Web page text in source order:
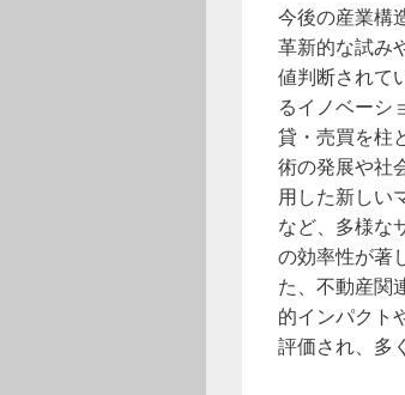
今後の産業構
革新的な試み
値判断されて
るイノベーシ
貸・売買を柱
術の発展や社
用した新しい
など、多様な
の効率性が著
た、不動産関
的インパクト
評価され、多